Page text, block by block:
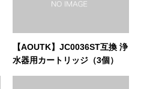
【AOUTK】JC0036ST互換 浄
水器用カートリッジ（3個）